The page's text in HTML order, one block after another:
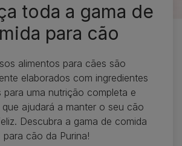
toda a gama de
para cão
alimentos para cães são
elaborados com ingredientes
para uma nutrição completa e
que ajudará a manter o seu cão
Descubra a gama de comida
para cão da Purina!